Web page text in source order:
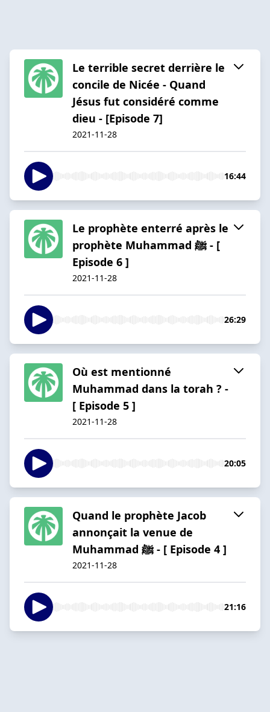
Le terrible secret derrière le
concile de Nicée - Quand
Jésus fut considéré comme
dieu - [Episode 7]
2021-11-28
16:44
Le prophète enterré après le
prophète Muhammad ﷺ - [
Episode 6 ]
2021-11-28
26:29
Où est mentionné
Muhammad dans la torah ? -
[ Episode 5 ]
2021-11-28
20:05
Quand le prophète Jacob
annonçait la venue de
Muhammad ﷺ - [ Episode 4 ]
2021-11-28
21:16